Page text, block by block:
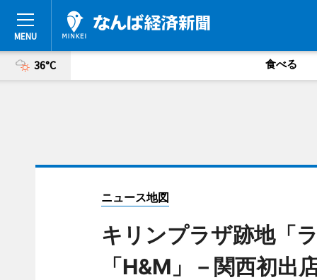
36°C 食べる
ニュース地図
キリンプラザ跡地「
「H&M」－関西初出